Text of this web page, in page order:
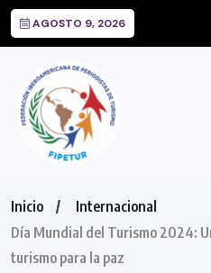
AGOSTO 9, 2026
Inicio
Internacional
Día Mundial del Turismo 2024:
turismo para la paz